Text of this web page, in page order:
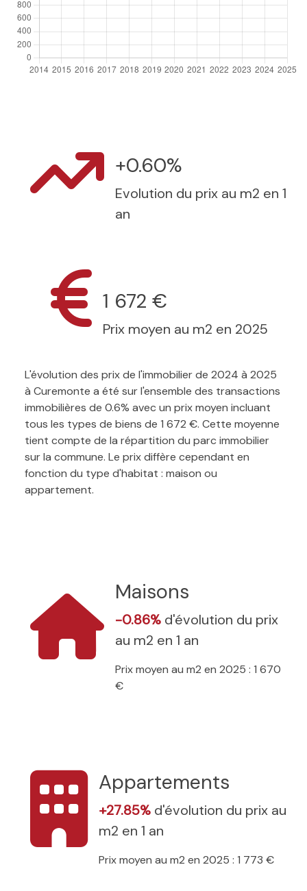
+0.60%
Evolution du prix au m2 en 1
an
1 672 €
Prix moyen au m2 en 2025
L'évolution des prix de l'immobilier de 2024 à 2025
à Curemonte a été sur l'ensemble des transactions
immobilières de 0.6% avec un prix moyen incluant
tous les types de biens de 1 672 €. Cette moyenne
tient compte de la répartition du parc immobilier
sur la commune. Le prix diffère cependant en
fonction du type d'habitat : maison ou
appartement.
Maisons
-0.86% d'évolution du prix
au m2 en 1 an
Prix moyen au m2 en 2025 : 1 670
€
Appartements
+27.85% d'évolution du prix au
m2 en 1 an
Prix moyen au m2 en 2025 : 1 773 €